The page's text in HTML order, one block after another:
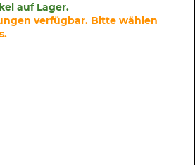
auf Lager.
verfügbar. Bitte wählen